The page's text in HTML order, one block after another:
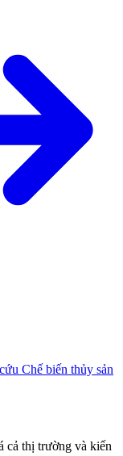
Chế biến thủy sản
cả thị trường và kiến